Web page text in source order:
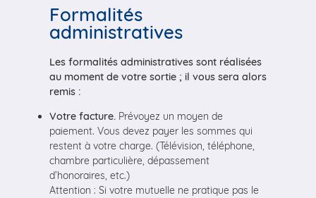
Formalités
administratives
Les formalités administratives sont réalisées
au moment de votre sortie ; il vous sera alors
remis :
Votre facture. Prévoyez un moyen de
paiement. Vous devez payer les sommes qui
restent à votre charge. (Télévision, téléphone,
chambre particulière, dépassement
d’honoraires, etc.)
Attention : Si votre mutuelle ne pratique pas le